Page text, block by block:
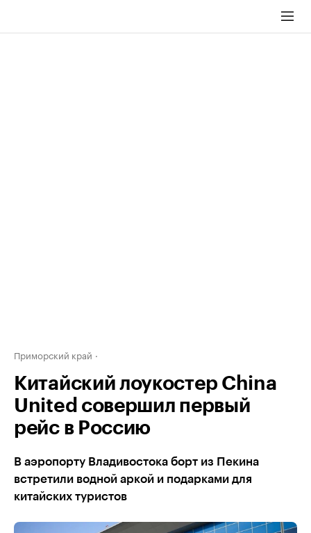
Приморский край
Китайский лоукостер China
United совершил первый
рейс в Россию
В аэропорту Владивостока борт из Пекина
встретили водной аркой и подарками для
китайских туристов